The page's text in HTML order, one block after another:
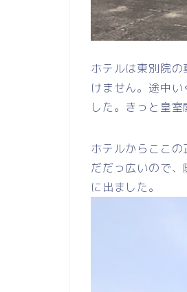
ホテルは東別院
けません。途中
した。きっと皇
ホテルからここ
だだっ広いので
に出ました。